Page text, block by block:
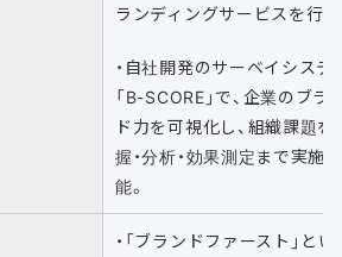
ランディングサービスを行う
・自社開発のサーベイシステ
「B-SCORE」で、企業のブラ
ド力を可視化し、組織課題を
握・分析・効果測定まで実施可
能。
・「ブランドファースト」とい